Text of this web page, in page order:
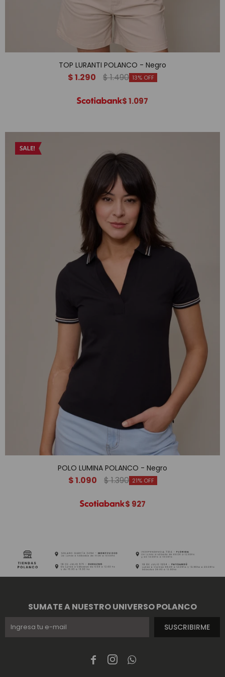
TOP LURANTI POLANCO - Negro
$1.290 $1.490 13
$1.097
POLO LUMINA POLANCO - Negro
$1.090 $1.390 21
$ 927
  
SUMATE A NUESTRO UNIVERSO POLANCO
SUSCRIBIRME